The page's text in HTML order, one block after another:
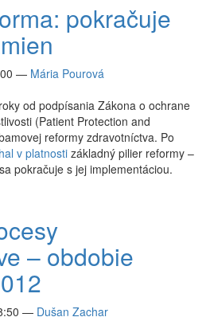
pokračuje
— Mária Pourová
od podpísania Zákona o ochrane
(Patient Protection and
reformy zdravotníctva. Po
v platnosti základný pilier reformy –
pokračuje s jej implementáciou.
– obdobie
— Dušan Zachar